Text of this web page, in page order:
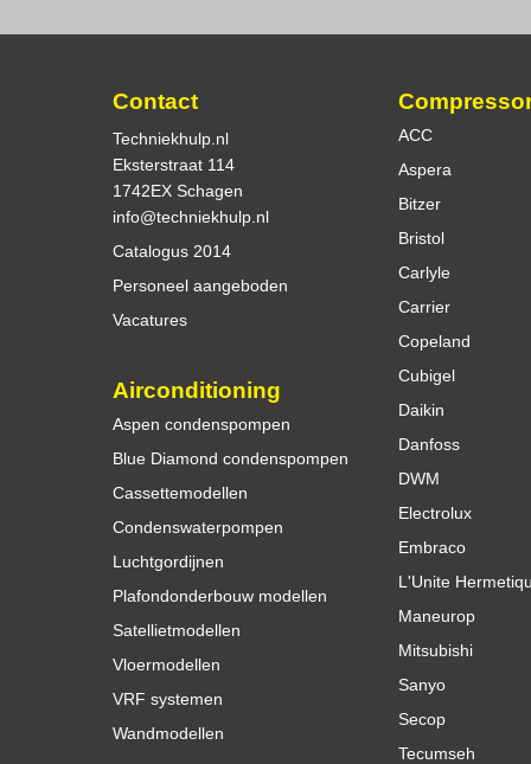
Contact
Techniekhulp.nl
Eksterstraat 114
1742EX Schagen
info@techniekhulp.nl
Catalogus 2014
Personeel aangeboden
Vacatures
Airconditioning
Aspen condenspompen
Blue Diamond condenspompen
Cassettemodellen
Condenswaterpompen
Luchtgordijnen
Plafondonderbouw modellen
Satellietmodellen
Vloermodellen
VRF systemen
Wandmodellen
ACC
Aspera
Bitzer
Bristol
Carlyle
Carrier
Copeland
Cubigel
Daikin
Danfoss
DWM
Electrolux
Embraco
L'Unite
Maneurop
Mitsubishi
Sanyo
Secop
Tecumseh